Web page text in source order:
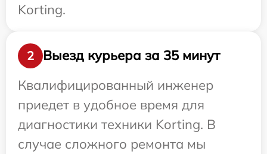
Korting.
2
Выезд курьера за 35 минут
Квалифицированный инженер
приедет в удобное время для
диагностики техники Korting. В
случае сложного ремонта мы